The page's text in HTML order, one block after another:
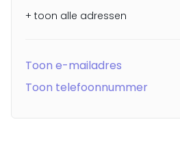
+ toon alle adressen
Toon e-mailadres
Toon telefoonnummer